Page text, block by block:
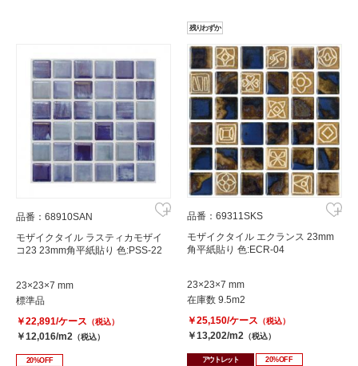
品番：68910SAN
モザイクタイル ラスティカモザイ
コ23 23mm角平紙貼り 色:PSS-22
23×23×7 mm
標準品
￥22,891/ケース （税込）
￥12,016/m2 （税込）
20%OFF
残りわずか
品番：69311SKS
モザイクタイル エクランス 23mm
角平紙貼り 色:ECR-04
23×23×7 mm
在庫数 9.5m2
￥25,150/ケース （税込）
￥13,202/m2 （税込）
アウトレット 20%OFF